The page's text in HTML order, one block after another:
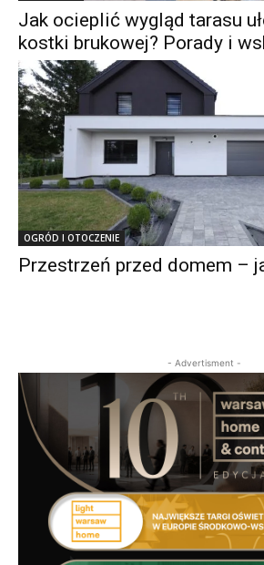
Jak ocieplić wygląd tarasu
kostki brukowej? Porady i
OGRÓD I OTOCZENIE
Przestrzeń przed domem –
- Advertisment -